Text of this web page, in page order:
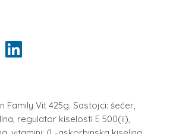
Family Vit 425g. Sastojci: šećer,
regulator kiselosti E 500(ii),